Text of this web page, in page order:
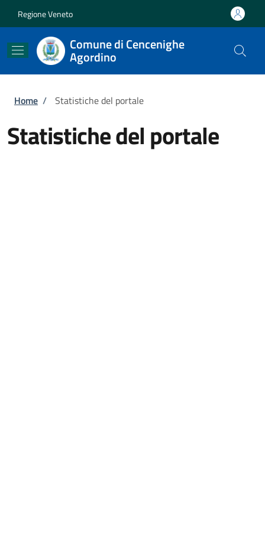
Regione Veneto
Comune di Cencenighe
Agordino
Briciole di pane
Home / Statistiche del portale
Statistiche del portale